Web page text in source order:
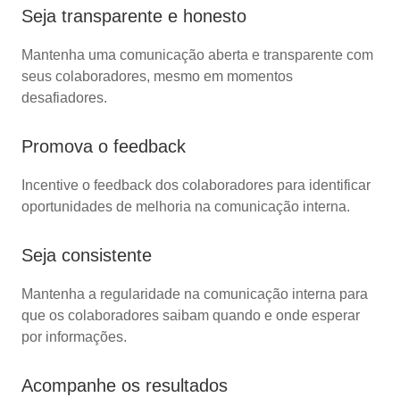
Seja transparente e honesto
Mantenha uma comunicação aberta e transparente com
seus colaboradores, mesmo em momentos
desafiadores.
Promova o feedback
Incentive o feedback dos colaboradores para identificar
oportunidades de melhoria na comunicação interna.
Seja consistente
Mantenha a regularidade na comunicação interna para
que os colaboradores saibam quando e onde esperar
por informações.
Acompanhe os resultados